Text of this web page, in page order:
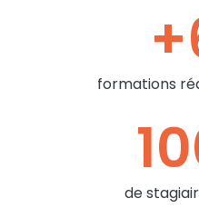
formations
+
de